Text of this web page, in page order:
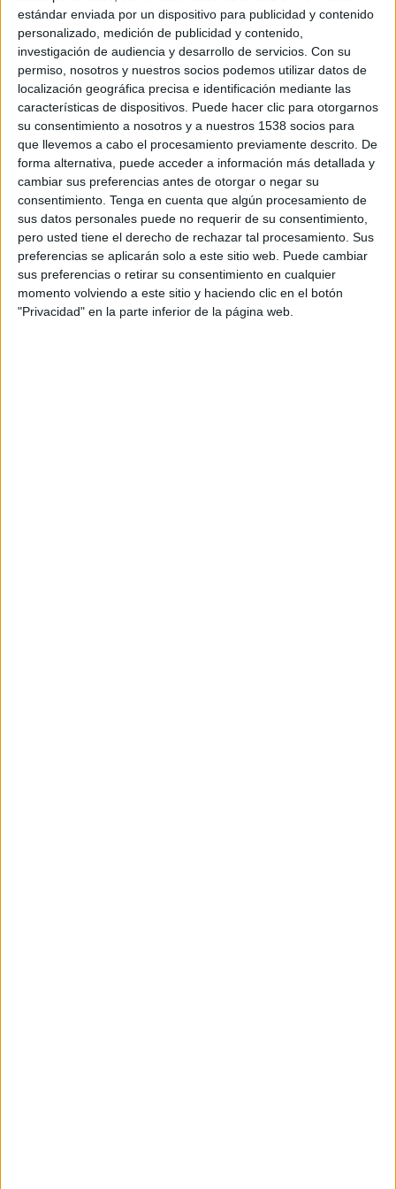
estándar enviada por un dispositivo para publicidad y contenido
personalizado, medición de publicidad y contenido,
investigación de audiencia y desarrollo de servicios. Con su
permiso, nosotros y nuestros socios podemos utilizar datos de
localización geográfica precisa e identificación mediante las
características de dispositivos. Puede hacer clic para otorgarnos
su consentimiento a nosotros y a nuestros 1538 socios para
que llevemos a cabo el procesamiento previamente descrito. De
forma alternativa, puede acceder a información más detallada y
cambiar sus preferencias antes de otorgar o negar su
consentimiento. Tenga en cuenta que algún procesamiento de
sus datos personales puede no requerir de su consentimiento,
pero usted tiene el derecho de rechazar tal procesamiento. Sus
preferencias se aplicarán solo a este sitio web. Puede cambiar
sus preferencias o retirar su consentimiento en cualquier
momento volviendo a este sitio y haciendo clic en el botón
"Privacidad" en la parte inferior de la página web.
gráficos, ha comenzado a difundirse, para lo que
Equmedia XL, seleccionada tras un concurso
público, cuenta con un presupuesto de 644.331
Euros. La campaña consta de dos spots de 35” y
20” de duración, cuñas de radio y gráfica,
desarrolladas por la agencia Tapsa.
A través del siguiente enlace pueden conocer en
profundidad la campaña
http://www.elpublicista.es/reportajes/tapsa-
busca-quijotes-para-castilla-mancha
IMPRIMIR
TWEET